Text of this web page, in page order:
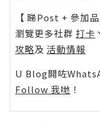
【 睇Post + 參加品
瀏覽更多社群 打卡
攻略及 活動情報
U Blog開咗
Follow 我哋 ！